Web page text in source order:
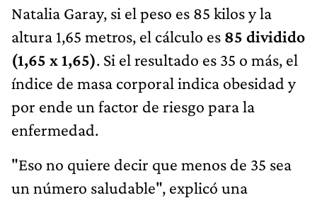
Natalia Garay, si el peso es 85 kilos y la
altura 1,65 metros, el cálculo es 85 dividido
(1,65 x 1,65). Si el resultado es 35 o más, el
índice de masa corporal indica obesidad y
por ende un factor de riesgo para la
enfermedad.
"Eso no quiere decir que menos de 35 sea
un número saludable", explicó una